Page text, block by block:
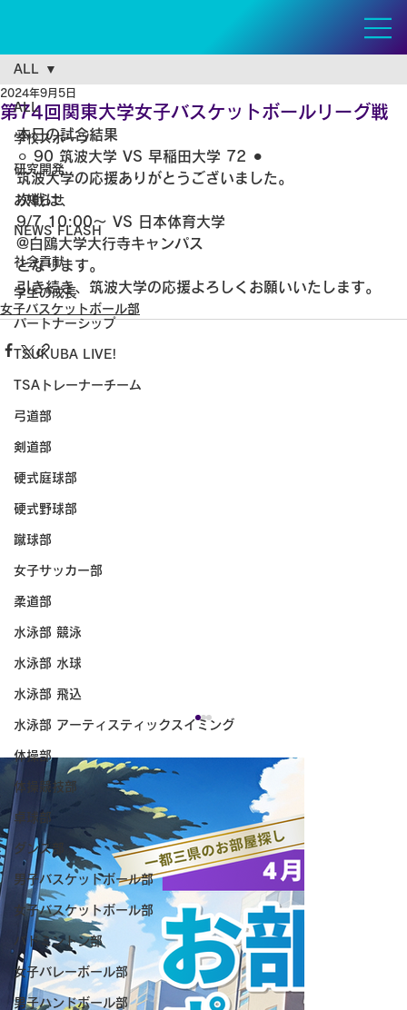
ALL
学校スポーツ
研究開発
お知らせ
NEWS FLASH
社会貢献
学生の成長
パートナーシップ
TSUKUBA LIVE!
TSAトレーナーチーム
弓道部
剣道部
硬式庭球部
硬式野球部
蹴球部
女子サッカー部
柔道部
水泳部 競泳
水泳部 水球
水泳部 飛込
水泳部 アーティスティックスイミング
体操部
体操競技部
卓球部
ダンス部
男子バスケットボール部
女子バスケットボール部
バドミントン部
女子バレーボール部
男子ハンドボール部
ALL
第74回関東大学女子バスケットボールリーグ戦
2024年9月5日
本日の試合結果
⚪︎ 90 筑波大学 VS 早稲田大学 72 ⚫︎
筑波大学の応援ありがとうございました。
次戦は、
9/7 10:00〜 VS 日本体育大学
@白鴎大学大行寺キャンパス
となります。
引き続き、筑波大学の応援よろしくお願いいたします。
女子バスケットボール部
【お知らせ】8/8（土） 筑波大学ホーム
ゲーム「TSUKUBA LIVE! Presented by
SMBC」（女子バスケットボール）を開